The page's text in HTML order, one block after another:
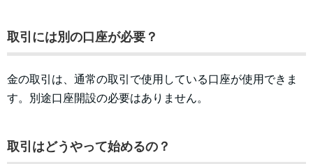
取引には別の口座が必要？
金の取引は、通常の取引で使用している口座が使用できま
す。別途口座開設の必要はありません。
取引はどうやって始めるの？